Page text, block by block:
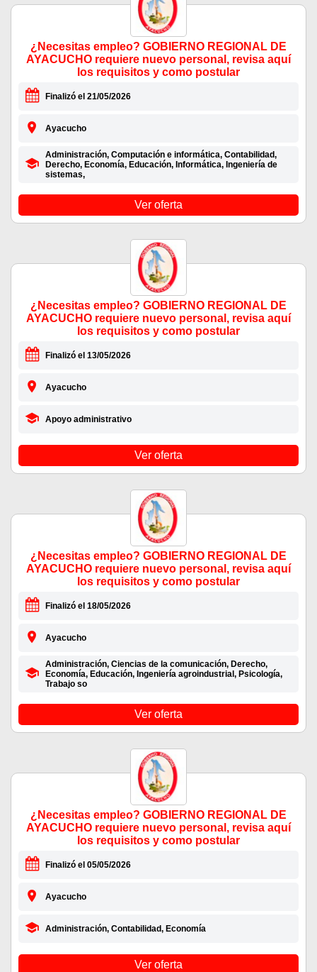
¿Necesitas empleo? GOBIERNO REGIONAL DE
AYACUCHO requiere nuevo personal, revisa aquí
los requisitos y como postular
Finalizó el 21/05/2026
Ayacucho
Administración, Computación e informática, Contabilidad,
Derecho, Economía, Educación, Informática, Ingeniería de
sistemas,
Ver oferta
¿Necesitas empleo? GOBIERNO REGIONAL DE
AYACUCHO requiere nuevo personal, revisa aquí
los requisitos y como postular
Finalizó el 13/05/2026
Ayacucho
Apoyo administrativo
Ver oferta
¿Necesitas empleo? GOBIERNO REGIONAL DE
AYACUCHO requiere nuevo personal, revisa aquí
los requisitos y como postular
Finalizó el 18/05/2026
Ayacucho
Administración, Ciencias de la comunicación, Derecho,
Economía, Educación, Ingeniería agroindustrial, Psicología,
Trabajo so
Ver oferta
¿Necesitas empleo? GOBIERNO REGIONAL DE
AYACUCHO requiere nuevo personal, revisa aquí
los requisitos y como postular
Finalizó el 05/05/2026
Ayacucho
Administración, Contabilidad, Economía
Ver oferta